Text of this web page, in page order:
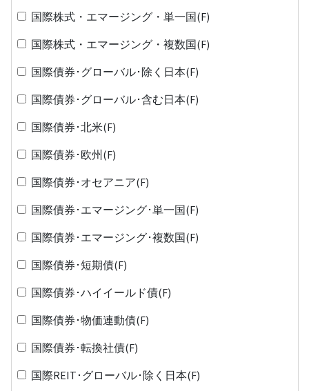
国際株式・エマージング・単一国(F)
国際株式・エマージング・複数国(F)
国際債券･グローバル･除く日本(F)
国際債券･グローバル･含む日本(F)
国際債券･北米(F)
国際債券･欧州(F)
国際債券･オセアニア(F)
国際債券･エマージング･単一国(F)
国際債券･エマージング･複数国(F)
国際債券･短期債(F)
国際債券･ハイイールド債(F)
国際債券･物価連動債(F)
国際債券･転換社債(F)
国際REIT･グローバル･除く日本(F)